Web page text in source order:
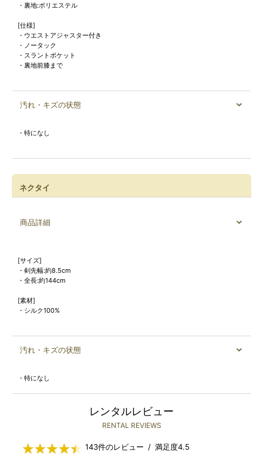
・裏地:ポリエステル
[仕様]
・ウエストアジャスター付き
・ノータック
・スラントポケット
・裏地前膝まで
汚れ・キズの状態
・特になし
ネクタイ
商品詳細
[サイズ]
・剣先幅:約8.5cm
・全長:約144cm
[素材]
・シルク100%
汚れ・キズの状態
・特になし
レンタルレビュー
RENTAL REVIEWS
143件のレビュー / 満足度4.5